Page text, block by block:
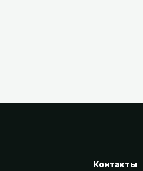
Контакты